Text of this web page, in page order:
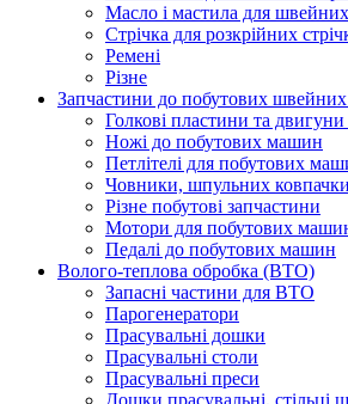
Масло і мастила для
Стрічка для розкрійних
Ремені
Різне
Запчастини до побутових
Голкові пластини та
Ножі до побутових машин
Петлітелі для побутових
Човники, шпульних
Різне побутові запчастини
Мотори для побутових
Педалі до побутових машин
Волого-теплова обробка (ВТО)
Запасні частини для ВТО
Парогенератори
Прасувальні дошки
Прасувальні столи
Прасувальні преси
Дошки прасувальні, стільці